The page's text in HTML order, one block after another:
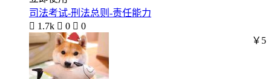
司法考试-刑法总则-责任能力
 1.7k  0  0
￥5